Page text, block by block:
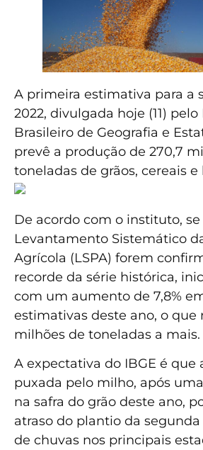
A primeira estimativa para a
2022, divulgada hoje (11)
Brasileiro de Geografia e
prevê a produção de 270,7
toneladas de grãos, cereais
De acordo com o instituto,
Levantamento Sistemático
Agrícola (LSPA) forem
recorde da série histórica,
com um aumento de 7,8%
estimativas deste ano, o que
milhões de toneladas a mais.
A expectativa do IBGE é que
puxada pelo milho, após
na safra do grão deste ano,
atraso do plantio da segunda
de chuvas nos principais